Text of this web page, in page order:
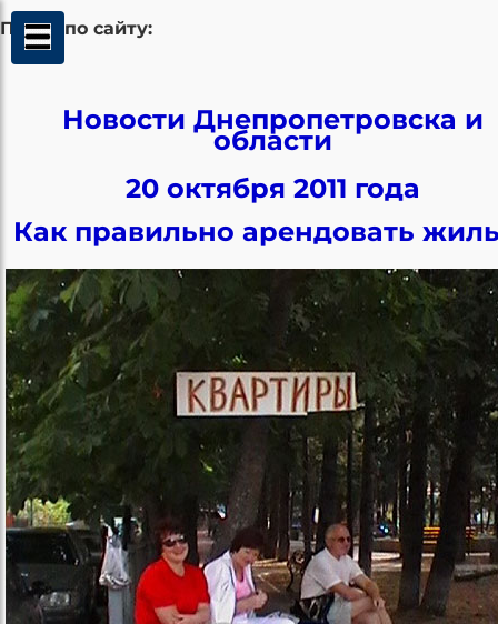
Поиск по сайту:
Новости Днепропетровска и
области
20 октября 2011 года
Как правильно арендовать